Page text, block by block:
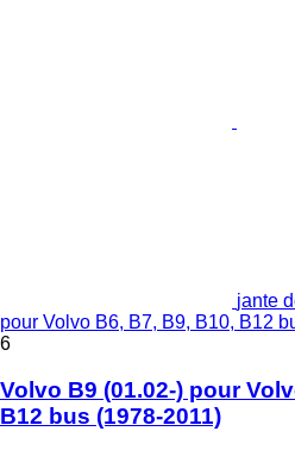
jante
pour Volvo B6, B7, B9, B10, B12
6
Volvo B9 (01.02-) pour
B12 bus (1978-2011)